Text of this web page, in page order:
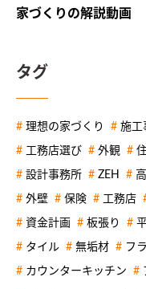
家づくりの解説動画
タグ
理想の家づくり 施工
工務店選び 外観
設計事務所 ZEH
外壁 保険 工務店
資金計画 板張り
タイル 無垢材 フ
カウンターキッチン